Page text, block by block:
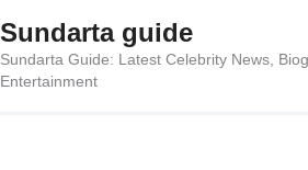
to
content
Sundarta guide
Sundarta Guide: Latest Celebrity News,
Entertainment